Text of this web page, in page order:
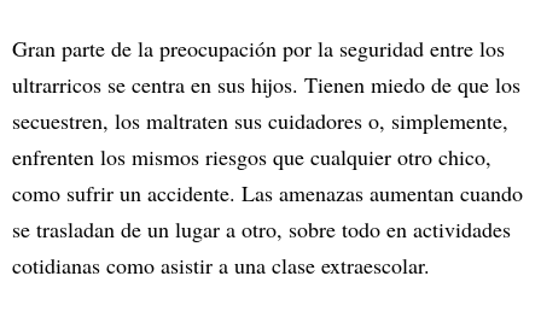
Gran parte de la preocupación por la seguridad entre los
ultrarricos se centra en sus hijos. Tienen miedo de que los
secuestren, los maltraten sus cuidadores o, simplemente,
enfrenten los mismos riesgos que cualquier otro chico,
como sufrir un accidente. Las amenazas aumentan cuando
se trasladan de un lugar a otro, sobre todo en actividades
cotidianas como asistir a una clase extraescolar.